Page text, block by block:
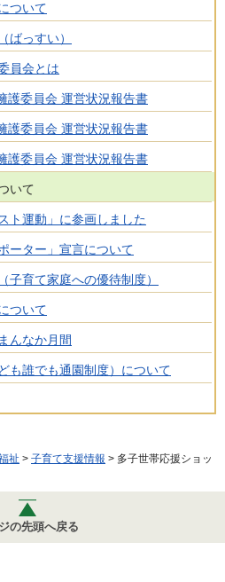
ついて
ばっすい）
員会とは
護委員会 運営状況報告書
護委員会 運営状況報告書
護委員会 運営状況報告書
いて
ト運動」に参画しました
ーター」宣言について
子育て家庭への優待制度）
ついて
んなか月間
も誰でも通園制度）について
祉 > 子育て支援情報 > 多子世帯応援ショッ
の先頭へ戻る